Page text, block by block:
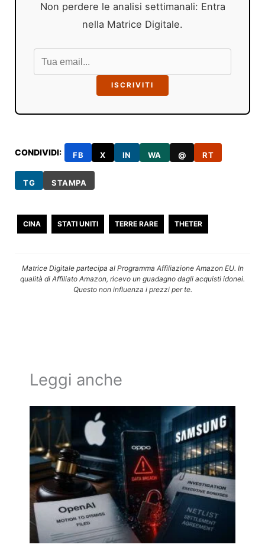
Non perdere le analisi settimanali: Entra
nella Matrice Digitale.
ISCRIVITI
CONDIVIDI: FB X IN WA @ RT
TG STAMPA
CINA STATI UNITI TERRE RARE THETER
Matrice Digitale partecipa al Programma Affiliazione Amazon EU. In
qualità di Affiliato Amazon, ricevo un guadagno dagli acquisti idonei.
Questo non influenza i prezzi per te.
Leggi anche